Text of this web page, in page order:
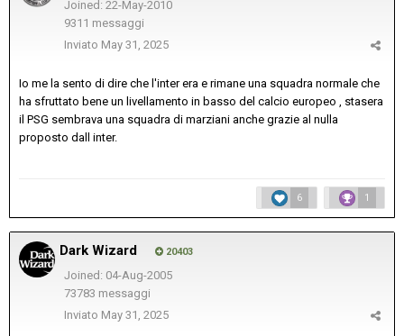
Joined: 22-May-2010
9311 messaggi
Inviato May 31, 2025
Io me la sento di dire che l'inter era e rimane una squadra normale che
ha sfruttato bene un livellamento in basso del calcio europeo , stasera
il PSG sembrava una squadra di marziani anche grazie al nulla
proposto dall inter.
6 1
Dark Wizard 20403
Joined: 04-Aug-2005
73783 messaggi
Inviato May 31, 2025